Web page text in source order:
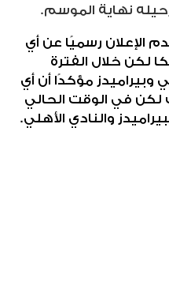
نهاية الموسم.
الإعلان رسميًا عن أي
لكن خلال الفترة
وبيراميدز مؤكدًا أن أي
لكن في الوقت الحالي
والنادي الأهلي.